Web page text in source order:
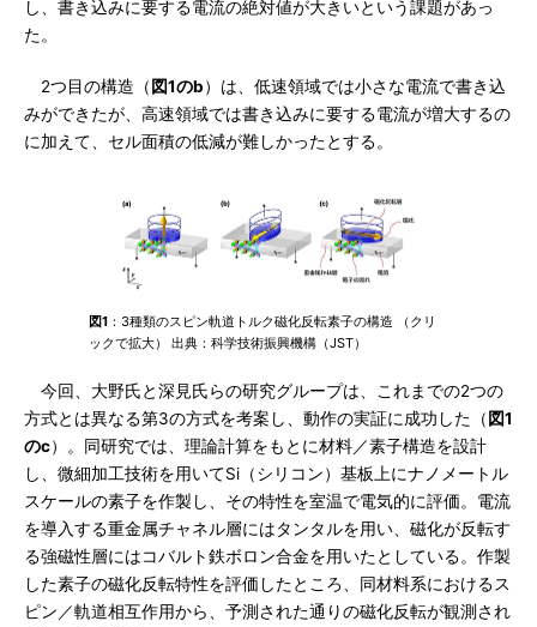
し、書き込みに要する電流の絶対値が大きいという課題があっ
た。
2つ目の構造（図1のb）は、低速領域では小さな電流で書き込
みができたが、高速領域では書き込みに要する電流が増大するの
に加えて、セル面積の低減が難しかったとする。
図1 ：3種類のスピン軌道トルク磁化反転素子の構造 （クリ
ックで拡大） 出典：科学技術振興機構（JST）
今回、大野氏と深見氏らの研究グループは、これまでの2つの
方式とは異なる第3の方式を考案し、動作の実証に成功した（図1
のc）。同研究では、理論計算をもとに材料／素子構造を設計
し、微細加工技術を用いてSi（シリコン）基板上にナノメートル
スケールの素子を作製し、その特性を室温で電気的に評価。電流
を導入する重金属チャネル層にはタンタルを用い、磁化が反転す
る強磁性層にはコバルト鉄ボロン合金を用いたとしている。作製
した素子の磁化反転特性を評価したところ、同材料系におけるス
ピン／軌道相互作用から、予測された通りの磁化反転が観測され